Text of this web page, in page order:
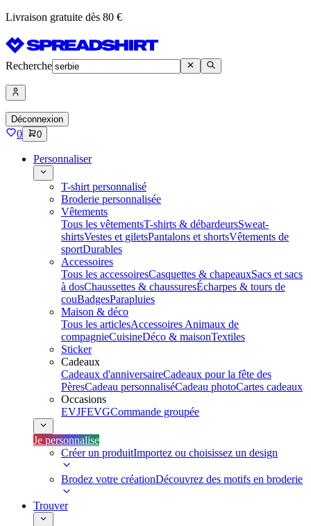
Livraison gratuite dès 80 €
Recherche
Déconnexion
0 0
Personnaliser
T-shirt personnalisé
Broderie personnalisée
Vêtements
Tous les vêtementsT-shirts & débardeursSweat-
shirtsVestes et giletsPantalons et shortsVêtements de
sportDurables
Accessoires
Tous les accessoiresCasquettes & chapeauxSacs et sacs
à dosChaussettes & chaussuresÉcharpes & tours de
couBadgesParapluies
Maison & déco
Tous les articlesAccessoires Animaux de
compagnieCuisineDéco & maisonTextiles
Sticker
Cadeaux
Cadeaux d'anniversaireCadeaux pour la fête des
PèresCadeau personnaliséCadeau photoCartes cadeaux
Occasions
EVJFEVGCommande groupée
Je personnalise
Créer un produitImportez ou choisissez un design
Brodez votre créationDécouvrez des motifs en broderie
Trouver